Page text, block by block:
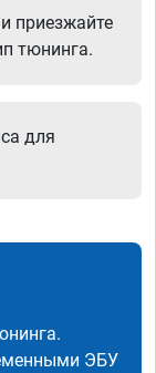
приезжайте
тюнинга.
для
ЭБУ